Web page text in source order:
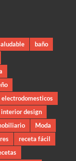
baño
electrodomesticos
interior design
Moda
receta fácil